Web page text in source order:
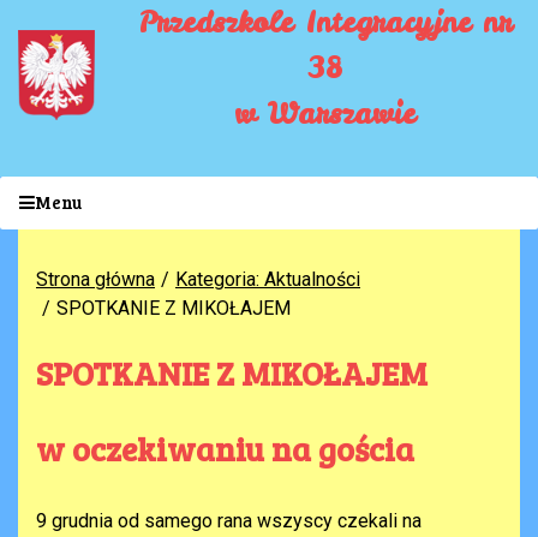
Przedszkole Integracyjne nr
38
w Warszawie
Menu
Strona główna
Kategoria: Aktualności
SPOTKANIE Z MIKOŁAJEM
SPOTKANIE Z MIKOŁAJEM
w oczekiwaniu na gościa
9 grudnia od samego rana wszyscy czekali na